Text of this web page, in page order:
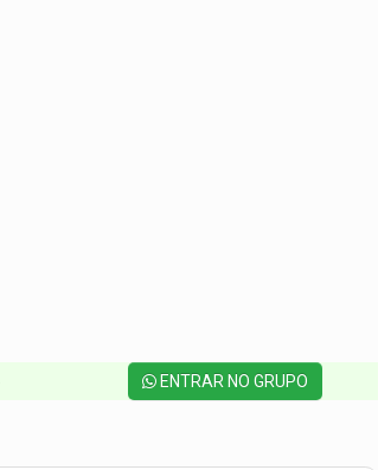
ENTRAR NO GRUPO